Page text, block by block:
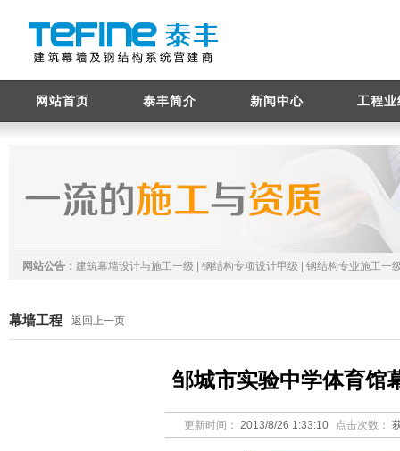
网站首页 泰丰简介 新闻中心 工程业
网站公告： 建筑幕墙设计与施工一级 | 钢结构专项设计甲级 | 钢结构专业施工
幕墙工程 返回上一页
邹城市实验中学体育馆
更新时间： 2013/8/26 1:33:10 点击次数：